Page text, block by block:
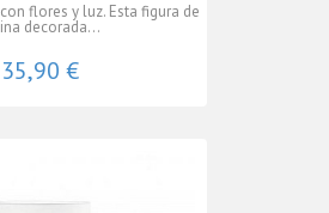
flores y luz. Esta figura de
decorada...
35,90 €